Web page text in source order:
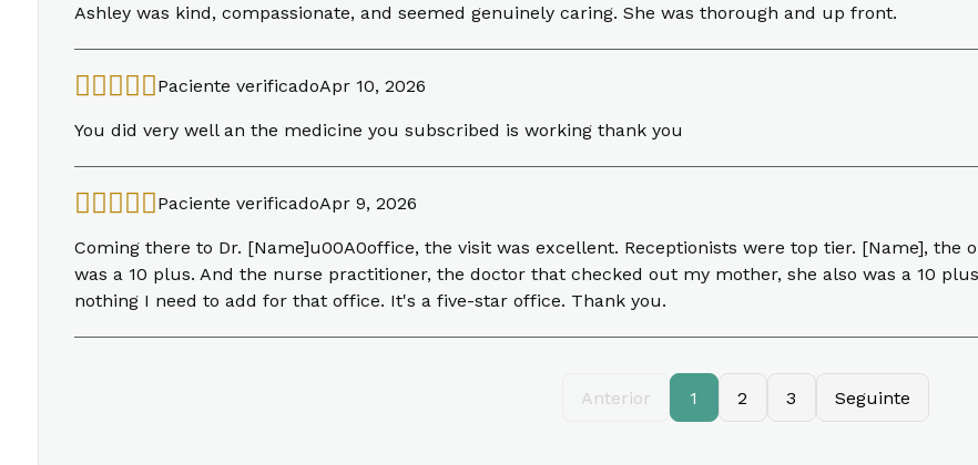
Ashley was kind, compassionate, and seemed genuinely caring. She was thorough and up front.
Paciente verificadoApr 10, 2026
You did very well an the medicine you subscribed is working thank you
Paciente verificadoApr 9, 2026
Coming there to Dr. [Name]u00A0office, the visit was excellent. Receptionists were top tier. [Name],
was a 10 plus. And the nurse practitioner, the doctor that checked out my mother, she also was a 10
nothing I need to add for that office. It's a five-star office. Thank you.
Anterior 1 2 3 Seguinte